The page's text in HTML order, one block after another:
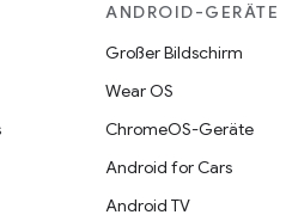
ANDROID-GERÄTE
Großer Bildschirm
Wear OS
ChromeOS-Geräte
Android for Cars
Android TV